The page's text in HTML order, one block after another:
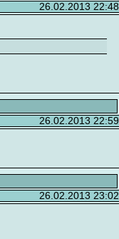
26.02.2013 22:48
26.02.2013 22:59
26.02.2013 23:02